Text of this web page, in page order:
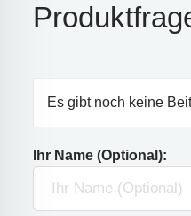
Es gibt noch keine
Ihr Name (Optional):